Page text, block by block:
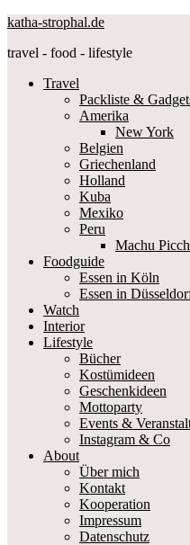
katha-strophal.de
travel - food - lifestyle
Travel
Packliste &
Amerika
New York
Belgien
Griechenland
Holland
Kuba
Mexiko
Peru
Machu
Foodguide
Essen in Köln
Essen in
Watch
Interior
Lifestyle
Bücher
Kostümideen
Geschenkideen
Mottoparty
Events &
Instagram & Co
About
Über mich
Kontakt
Kooperation
Impressum
Datenschutz